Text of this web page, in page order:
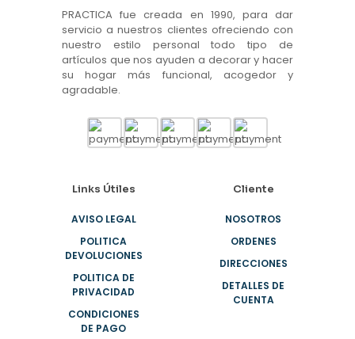
PRACTICA fue creada en 1990, para dar
servicio a nuestros clientes ofreciendo con
nuestro estilo personal todo tipo de
artículos que nos ayuden a decorar y hacer
su hogar más funcional, acogedor y
agradable.
Links Útiles
AVISO LEGAL
POLITICA
DEVOLUCIONES
POLITICA DE
PRIVACIDAD
CONDICIONES
DE PAGO
Cliente
NOSOTROS
ORDENES
DIRECCIONES
DETALLES DE
CUENTA